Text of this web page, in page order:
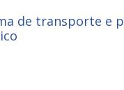
de transporte e